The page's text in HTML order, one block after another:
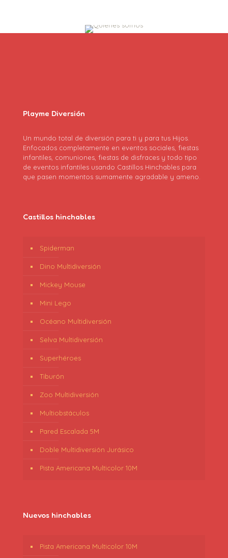
Playme Diversión
Un mundo total de diversión para ti y para tus Hijos.
Enfocados completamente en eventos sociales, fiestas
infantiles, comuniones, fiestas de disfraces y todo tipo
de eventos infantiles usando Castillos Hinchables para
que pasen momentos sumamente agradable y ameno.
Castillos hinchables
Spiderman
Dino Multidiversión
Mickey Mouse
Mini Lego
Océano Multidiversión
Selva Multidiversión
Superhéroes
Tiburón
Zoo Multidiversión
Multiobstáculos
Pared Escalada 5M
Doble Multidiversión Jurásico
Pista Americana Multicolor 10M
Nuevos hinchables
Pista Americana Multicolor 10M